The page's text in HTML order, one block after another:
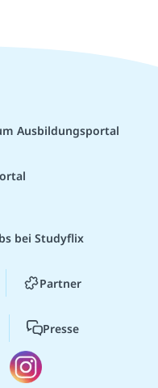
Ausbildungsportal
bei Studyflix
Partner
Presse